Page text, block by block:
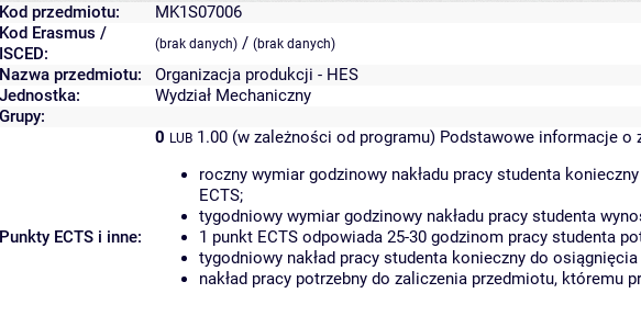
Kod przedmiotu:
MK1S07006
Kod Erasmus /
ISCED:
(brak danych) / (brak danych)
Nazwa przedmiotu:
Organizacja produkcji - HES
Jednostka:
Wydział Mechaniczny
Grupy:
Punkty ECTS i inne:
0 LUB 1.00 (w zależności od programu) Podstawowe informacje o
roczny wymiar godzinowy nakładu pracy studenta
ECTS;
tygodniowy wymiar godzinowy nakładu pracy studenta
1 punkt ECTS odpowiada 25-30 godzinom pracy studenta
tygodniowy nakład pracy studenta konieczny do
nakład pracy potrzebny do zaliczenia przedmiotu, któremu